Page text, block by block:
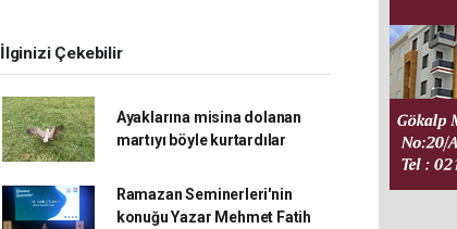
İlginizi Çekebilir
Ayaklarına misina dolanan
martıyı böyle kurtardılar
Ramazan Seminerleri'nin
konuğu Yazar Mehmet Fatih